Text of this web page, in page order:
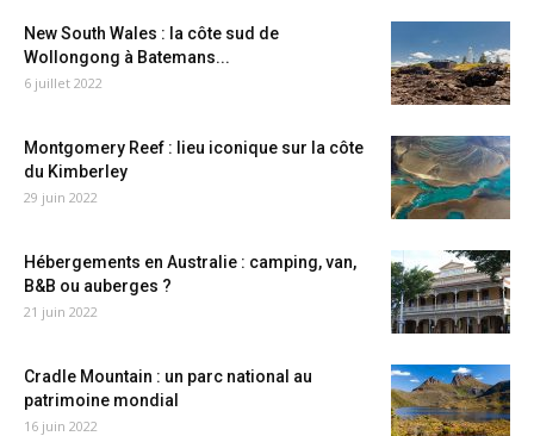
New South Wales : la côte sud de
Wollongong à Batemans...
6 juillet 2022
Montgomery Reef : lieu iconique sur la côte
du Kimberley
29 juin 2022
Hébergements en Australie : camping, van,
B&B ou auberges ?
21 juin 2022
Cradle Mountain : un parc national au
patrimoine mondial
16 juin 2022